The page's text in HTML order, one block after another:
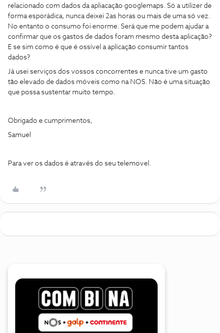
relacionado com dados da apliacação googlemaps. Só a utilizer de
forma esporádica, nunca deixei 2as horas ou mais de uma só vez.
No entanto o consumo foi enorme. Será que me podem ajudar a
confirmar que os gastos de dados foram mesmo desta aplicação?
E se sim como é que é ossível a aplicação consumir tantos
dados?
Já usei serviços dos vossos concorrentes e nunca tive um gasto
tão elevado de dados móveis como na NOS. Não é uma situação
que possa sustentar muito tempo.
Obrigado e cumprimentos,
Samuel
Para ver os dados é através do seu telemovel.